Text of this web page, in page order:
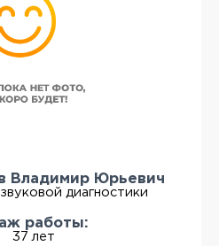
Владимир Юрьевич
диагностики
работы:
37 лет